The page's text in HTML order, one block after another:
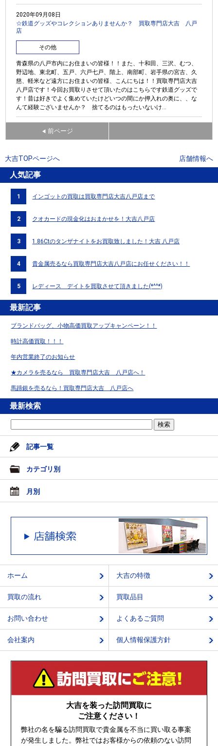
2020年09月08日
☆鉄道グッズやコレクションありませんか？ 買取専門店大吉 八戸
店
その他
青森県の八戸市内にお住まいの皆様！！また、十和田、三沢、むつ、
野辺地、東北町、五戸、六戸七戸、階上、南部町、岩手県の宮古、久
慈、軽米など遠方にお住まいの皆様、こんにちは！！買取専門店大吉
八戸店です！今回お買取りさせて頂いたのはこちらです鉄道グッズで
す！昔は好きでよく集めていたけどいつの間にか押入れの奥に、、な
んて経験ございませんか？ 捨てるのはもったいないけ...
◀ 前ページ
大吉TOPページへ 店舗情報へ
人気記事
1 インゴットの買取は買取専門店大吉八戸店まで
2 クオカードの現金化はおまかせを！大吉八戸店
3 1.86Ctのタンザナイトをお買取致しました！大吉 八戸店
4 貴金属売るなら買取専門店大吉八戸店にお任せください！！
5 レディース デイトを買取させて頂きました(*^^*)
最新記事
ブランドバッグ、小物高価買取アップキャンペーン！！
時計高価買取！！！
年内営業終了のお知らせ
★カメラを売るなら 買取専門店大吉 八戸店へ！
馬蹄銀を売るなら！買取専門店大吉 八戸店へ
最新検索
記事一覧
カテゴリ別
月別
ホーム 大吉の特徴
買取の流れ 買取品目
お問い合わせ よくあるご質問
会社案内 個人情報保護方針
大吉を装った訪問買取に
ご注意ください！
弊社の名を騙る訪問買取で貴金属を不当に買い取る事案
が発生しました。弊社ではお客様からの依頼のない訪問